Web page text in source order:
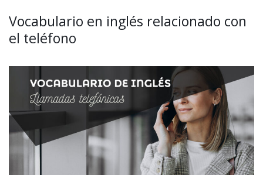
Vocabulario en inglés relacionado con
el teléfono